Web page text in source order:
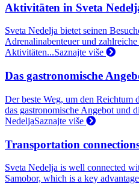
Aktivitäten in Sveta
Sveta Nedelja bietet seinen
Adrenalinabenteuer und
Aktivitäten...Saznajte više
Das gastronomische
Der beste Weg, um den Reichtum
das gastronomische Angebot und
NedeljaSaznajte više
Transportation
Sveta Nedelja is well connected
Samobor, which is a key